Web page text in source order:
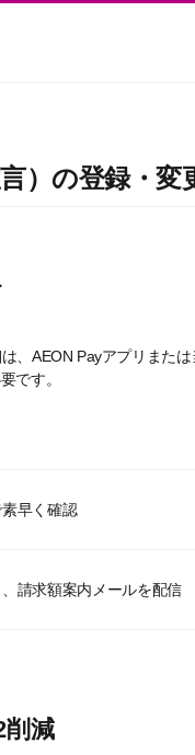
）の登録・変
、AEON Payアプリまた
です。
早く確認
請求額案内メールを配信
削減